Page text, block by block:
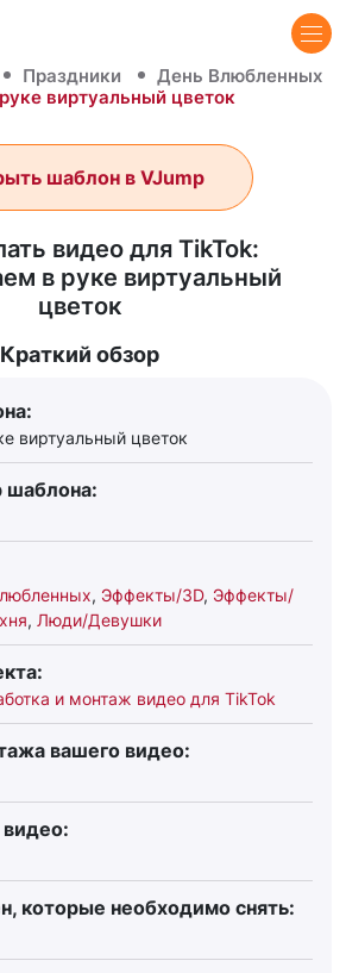
Праздники
День Влюбленных
виртуальный цветок
видео для TikTok:
в руке виртуальный
цветок
шаблон в VJump
Краткий обзор
виртуальный цветок
шаблона:
, Эффекты/3D, Эффекты/
, Люди/Девушки
и монтаж видео для TikTok
вашего видео:
которые необходимо снять: